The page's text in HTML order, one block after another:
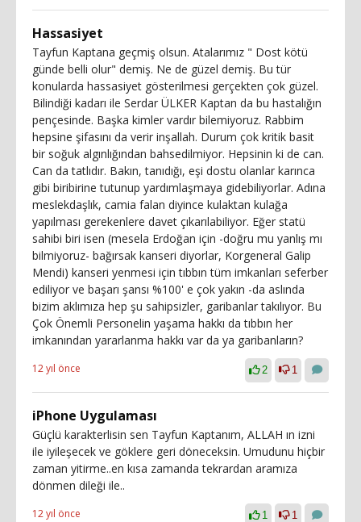
Hassasiyet
Tayfun Kaptana geçmiş olsun. Atalarımız " Dost kötü
günde belli olur" demiş. Ne de güzel demiş. Bu tür
konularda hassasiyet gösterilmesi gerçekten çok güzel.
Bilindiği kadarı ile Serdar ÜLKER Kaptan da bu hastalığın
pençesinde. Başka kimler vardır bilemiyoruz. Rabbim
hepsine şifasını da verir inşallah. Durum çok kritik basit
bir soğuk algınlığından bahsedilmiyor. Hepsinin ki de can.
Can da tatlıdır. Bakın, tanıdığı, eşi dostu olanlar karınca
gibi biribirine tutunup yardımlaşmaya gidebiliyorlar. Adına
meslekdaşlık, camia falan diyince kulaktan kulağa
yapılması gerekenlere davet çıkarılabiliyor. Eğer statü
sahibi biri isen (mesela Erdoğan için -doğru mu yanlış mı
bilmiyoruz- bağırsak kanseri diyorlar, Korgeneral Galip
Mendi) kanseri yenmesi için tıbbın tüm imkanları seferber
ediliyor ve başarı şansı %100' e çok yakın -da aslında
bizim aklımıza hep şu sahipsizler, garibanlar takılıyor. Bu
Çok Önemli Personelin yaşama hakkı da tıbbın her
imkanından yararlanma hakkı var da ya garibanların?
12 yıl önce 2 1
iPhone Uygulaması
Güçlü karakterlisin sen Tayfun Kaptanım, ALLAH ın izni
ile iyileşecek ve göklere geri döneceksin. Umudunu hiçbir
zaman yitirme..en kısa zamanda tekrardan aramıza
dönmen dileği ile..
12 yıl önce 1 1